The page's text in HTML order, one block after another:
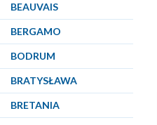
BEAUVAIS
BERGAMO
BODRUM
BRATYSŁAWA
BRETANIA